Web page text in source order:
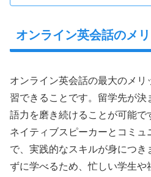
オンライン英会話のメ
オンライン英会話の最大のメ
習できることです。留学先が
語力を磨き続けることが可能
ネイティブスピーカーとコミュ
で、実践的なスキルが身につ
ずに学べるため、忙しい学生や